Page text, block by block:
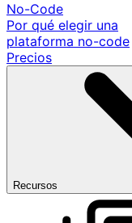
No-Code
Por qué elegir una
plataforma no-code
Precios
Recursos